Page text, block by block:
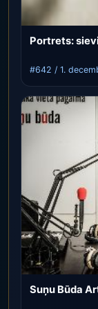
Portrets:
#642 / 1.
Suņu Būda